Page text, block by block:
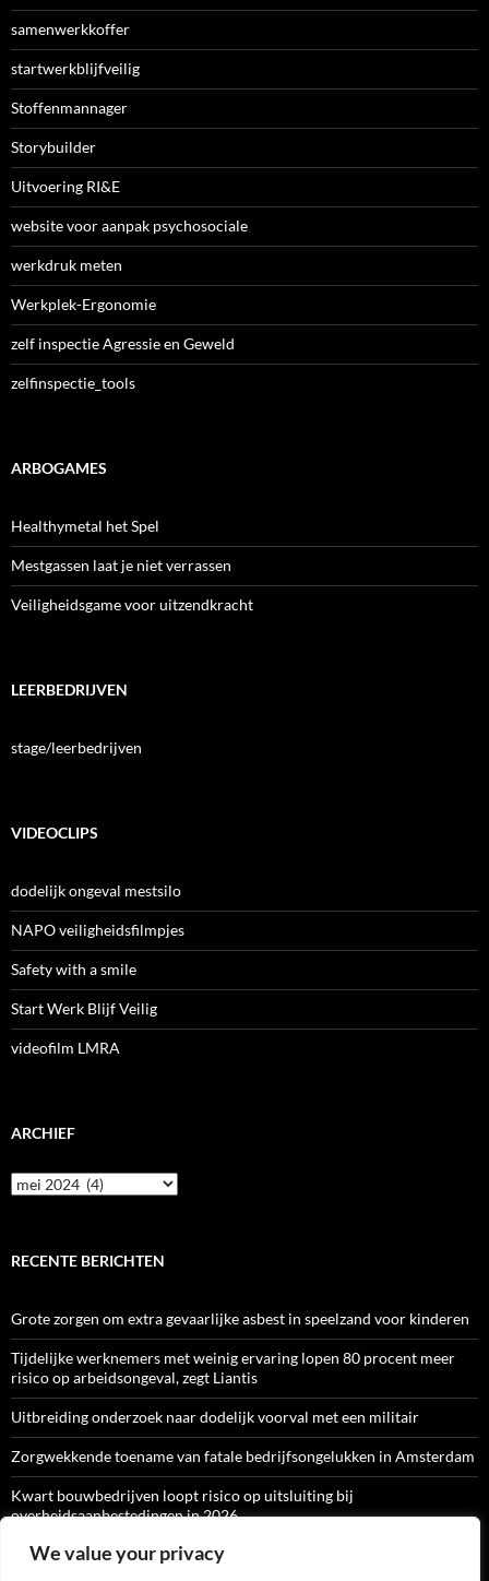
We value your privacy
samenwerkkoffer
startwerkblijfveilig
Stoffenmannager
Storybuilder
Uitvoering RI&E
website voor aanpak psychosociale
werkdruk meten
Werkplek-Ergonomie
zelf inspectie Agressie en Geweld
zelfinspectie_tools
ARBOGAMES
Healthymetal het Spel
Mestgassen laat je niet verrassen
Veiligheidsgame voor uitzendkracht
LEERBEDRIJVEN
stage/leerbedrijven
VIDEOCLIPS
dodelijk ongeval mestsilo
NAPO veiligheidsfilmpjes
Safety with a smile
Start Werk Blijf Veilig
videofilm LMRA
ARCHIEF
Archief
RECENTE BERICHTEN
Grote zorgen om extra gevaarlijke asbest in speelzand voor kinderen
Tijdelijke werknemers met weinig ervaring lopen 80 procent meer
risico op arbeidsongeval, zegt Liantis
Uitbreiding onderzoek naar dodelijk voorval met een militair
Zorgwekkende toename van fatale bedrijfsongelukken in Amsterdam
Kwart bouwbedrijven loopt risico op uitsluiting bij
overheidsaanbestedingen in 2026